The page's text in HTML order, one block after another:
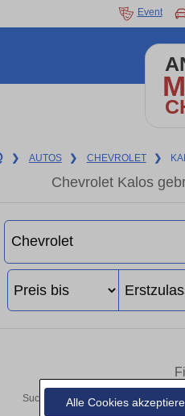
Alle Cookies
Event
❯ AUTOS ❯ CHEVROLET ❯
Chevrolet Kalos
Suchen Sie in Chemnitz einen